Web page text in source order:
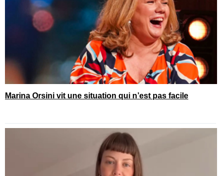
Marina Orsini vit une situation qui n’est pas facile